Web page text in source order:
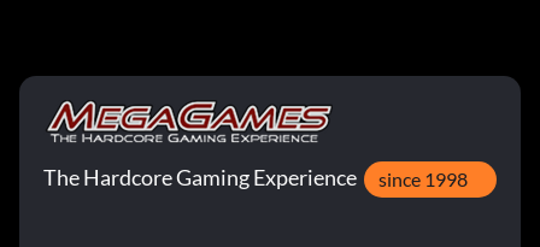
The Hardcore Gaming Experience since 1998